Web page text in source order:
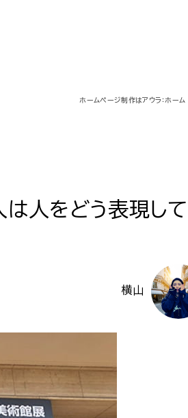
ホームページ制作はアウラ：ホーム
人をどう表現して
横山